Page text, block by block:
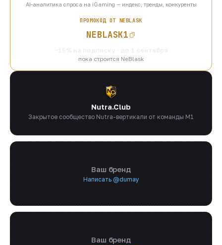
AI-аналитика спроса на iGaming — индекс, тренды, конкуренты
ПРОМОКОД ОТ NEBLASK
NEBLASK1
пока строится NeBlask
Nutra.Club
Закрытое сообщество Nutra-вертикали от команды M1
Ваш бренд
Написать @dumay
Ваш бренд